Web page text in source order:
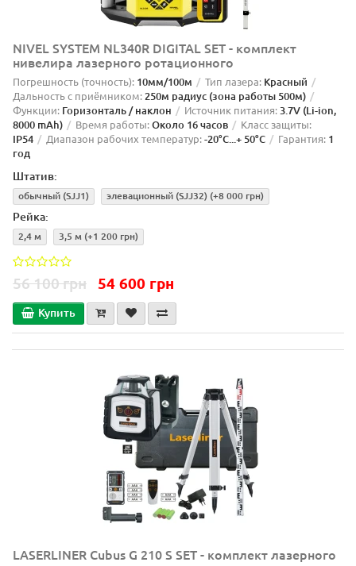
NIVEL SYSTEM NL340R DIGITAL SET - комплект
нивелира лазерного ротационного
Погрешность (точность): 10мм/100м Тип лазера: Красный
Дальность с приёмником:250м радиус (зона работы 500м)
Функции: Горизонталь / наклон Источник питания:3.7V (Li-ion,
8000 mAh)
Время работы:Около 16 часов Класс защиты:
IP54 Диапазон рабочих температур:-20°C...+ 50°C Гарантия: 1
год
Штатив:
обычный (SJJ1) элевационный (SJJ32) (+8 000 грн)
Рейка:
2,4 м 3,5 м (+1 200 грн)
56 100 грн 54 600 грн
Купить
LASERLINER Cubus G 210 S SET - комплект лазерного